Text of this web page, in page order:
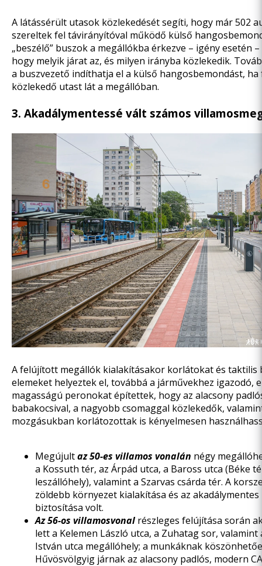
A látássérült utasok közlekedését segíti, hogy már 502
szereltek fel távirányítóval működő külső
„beszélő” buszoka megállókba érkezve – igény esetén
hogy melyik járat az, és milyen irányba közlekedik.
a buszvezető indíthatja el a külső hangosbemondást,
közlekedő utast lát a megállóban.
3. Akadálymentessé vált számos
A felújított megállók kialakításakor korlátokat és taktilis
elemeket helyeztek el, továbbá a járművekhez igazodó,
magasságú peronokat építettek, hogy az alacsony
babakocsival, a nagyobb csomaggal közlekedők,
mozgásukban korlátozottak is kényelmesen
Megújultaz 50-es villamos vonalán négy
a Kossuth tér, az Árpád utca, a Baross utca (Béke
leszállóhely), valamint a Szarvas csárda tér. A
zöldebb környezet kialakítása és az
biztosítása volt.
Az 56-os villamosvonal részleges felújítása során
lett a Kelemen László utca, a Zuhatag sor, valamint
István utca megállóhely; a munkáknak
Hűvösvölgyig járnak az alacsony padlós, modern